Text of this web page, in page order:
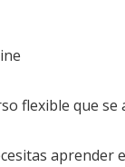
flexible que se
aprender